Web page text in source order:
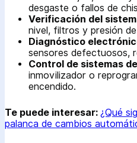
desgaste o fallos de
Verificación del
nivel, filtros y presión
Diagnóstico
sensores defectuosos,
Control de sistemas
inmovilizador o
encendido.
Te puede interesar: ¿Qué
palanca de cambios